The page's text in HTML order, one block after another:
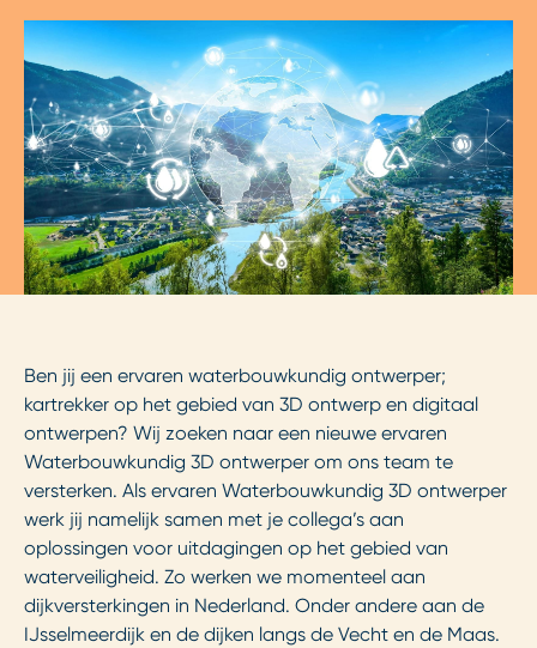
Ben jij een ervaren waterbouwkundig ontwerper;
kartrekker op het gebied van 3D ontwerp en digitaal
ontwerpen? Wij zoeken naar een nieuwe ervaren
Waterbouwkundig 3D ontwerper om ons team te
versterken. Als ervaren Waterbouwkundig 3D ontwerper
werk jij namelijk samen met je collega’s aan
oplossingen voor uitdagingen op het gebied van
waterveiligheid. Zo werken we momenteel aan
dijkversterkingen in Nederland. Onder andere aan de
IJsselmeerdijk en de dijken langs de Vecht en de Maas.